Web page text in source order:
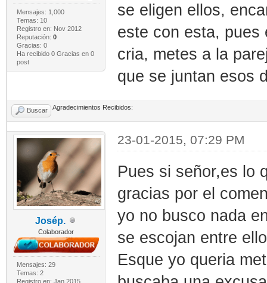
Mensajes: 1,000
Temas: 10
Registro en: Nov 2012
Reputación: 0
Gracias: 0
Ha recibido 0 Gracias en 0
post
se eligen ellos,
este con esta, pues
cria, metes a la
que se juntan esos
Buscar Agradecimientos Recibidos:
Josép.
Colaborador
Mensajes: 29
Temas: 2
Registro en: Jan 2015
23-01-2015, 07:29 PM
Pues si señor,es lo
gracias por el
yo no busco nada
se escojan entre
Esque yo queria